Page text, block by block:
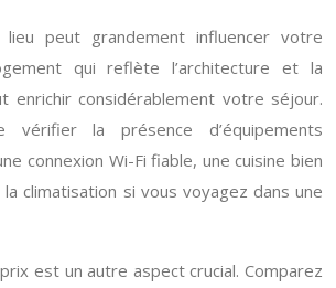
lieu peut grandement influencer votre
qui reflète l’architecture et la
enrichir considérablement votre séjour.
vérifier la présence d’équipements
connexion Wi-Fi fiable, une cuisine bien
climatisation si vous voyagez dans une
est un autre aspect crucial. Comparez